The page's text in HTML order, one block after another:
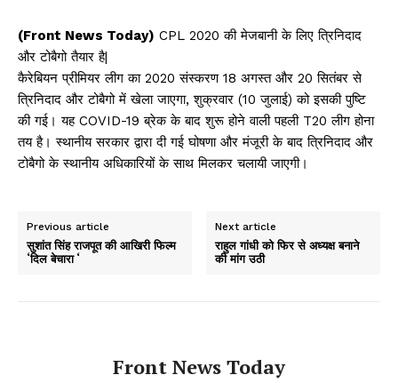
(Front News Today) CPL 2020 की मेजबानी के लिए त्रिनिदाद
और टोबैगो तैयार है|
कैरेबियन प्रीमियर लीग का 2020 संस्करण 18 अगस्त और 20 सितंबर से
त्रिनिदाद और टोबैगो में खेला जाएगा, शुक्रवार (10 जुलाई) को इसकी पुष्टि
की गई। यह COVID-19 ब्रेक के बाद शुरू होने वाली पहली T20 लीग होना
तय है। स्थानीय सरकार द्वारा दी गई घोषणा और मंजूरी के बाद त्रिनिदाद और
टोबैगो के स्थानीय अधिकारियों के साथ मिलकर चलायी जाएगी।
Previous article
सुशांत सिंह राजपूत की आखिरी फिल्म
‘दिल बेचारा ‘
Next article
राहुल गांधी को फिर से अध्यक्ष बनाने
की मांग उठी
Front News Today